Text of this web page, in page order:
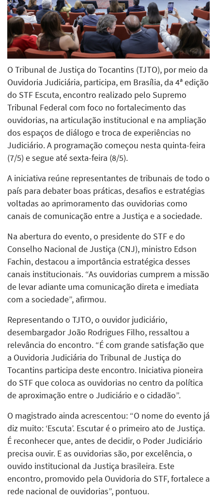
O Tribunal de Justiça do Tocantins (TJTO), por meio da
Ouvidoria Judiciária, participa, em Brasília, da 4ª edição
do STF Escuta, encontro realizado pelo Supremo
Tribunal Federal com foco no fortalecimento das
ouvidorias, na articulação institucional e na ampliação
dos espaços de diálogo e troca de experiências no
Judiciário. A programação começou nesta quinta-feira
(7/5) e segue até sexta-feira (8/5).
A iniciativa reúne representantes de tribunais de todo o
país para debater boas práticas, desafios e estratégias
voltadas ao aprimoramento das ouvidorias como
canais de comunicação entre a Justiça e a sociedade.
Na abertura do evento, o presidente do STF e do
Conselho Nacional de Justiça (CNJ), ministro Edson
Fachin, destacou a importância estratégica desses
canais institucionais. “As ouvidorias cumprem a missão
de levar adiante uma comunicação direta e imediata
com a sociedade”, afirmou.
Representando o TJTO, o ouvidor judiciário,
desembargador João Rodrigues Filho, ressaltou a
relevância do encontro. “É com grande satisfação que
a Ouvidoria Judiciária do Tribunal de Justiça do
Tocantins participa deste encontro. Iniciativa pioneira
do STF que coloca as ouvidorias no centro da política
de aproximação entre o Judiciário e o cidadão”.
O magistrado ainda acrescentou: “O nome do evento já
diz muito: ‘Escuta’. Escutar é o primeiro ato de Justiça.
É reconhecer que, antes de decidir, o Poder Judiciário
precisa ouvir. E as ouvidorias são, por excelência, o
ouvido institucional da Justiça brasileira. Este
encontro, promovido pela Ouvidoria do STF, fortalece a
rede nacional de ouvidorias”, pontuou.